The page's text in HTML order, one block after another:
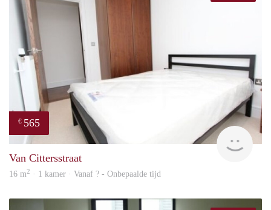
€ 565
rent
Van Cittersstraat
16 m2 · 1 kamer · Vanaf ? - Onbepaalde tijd